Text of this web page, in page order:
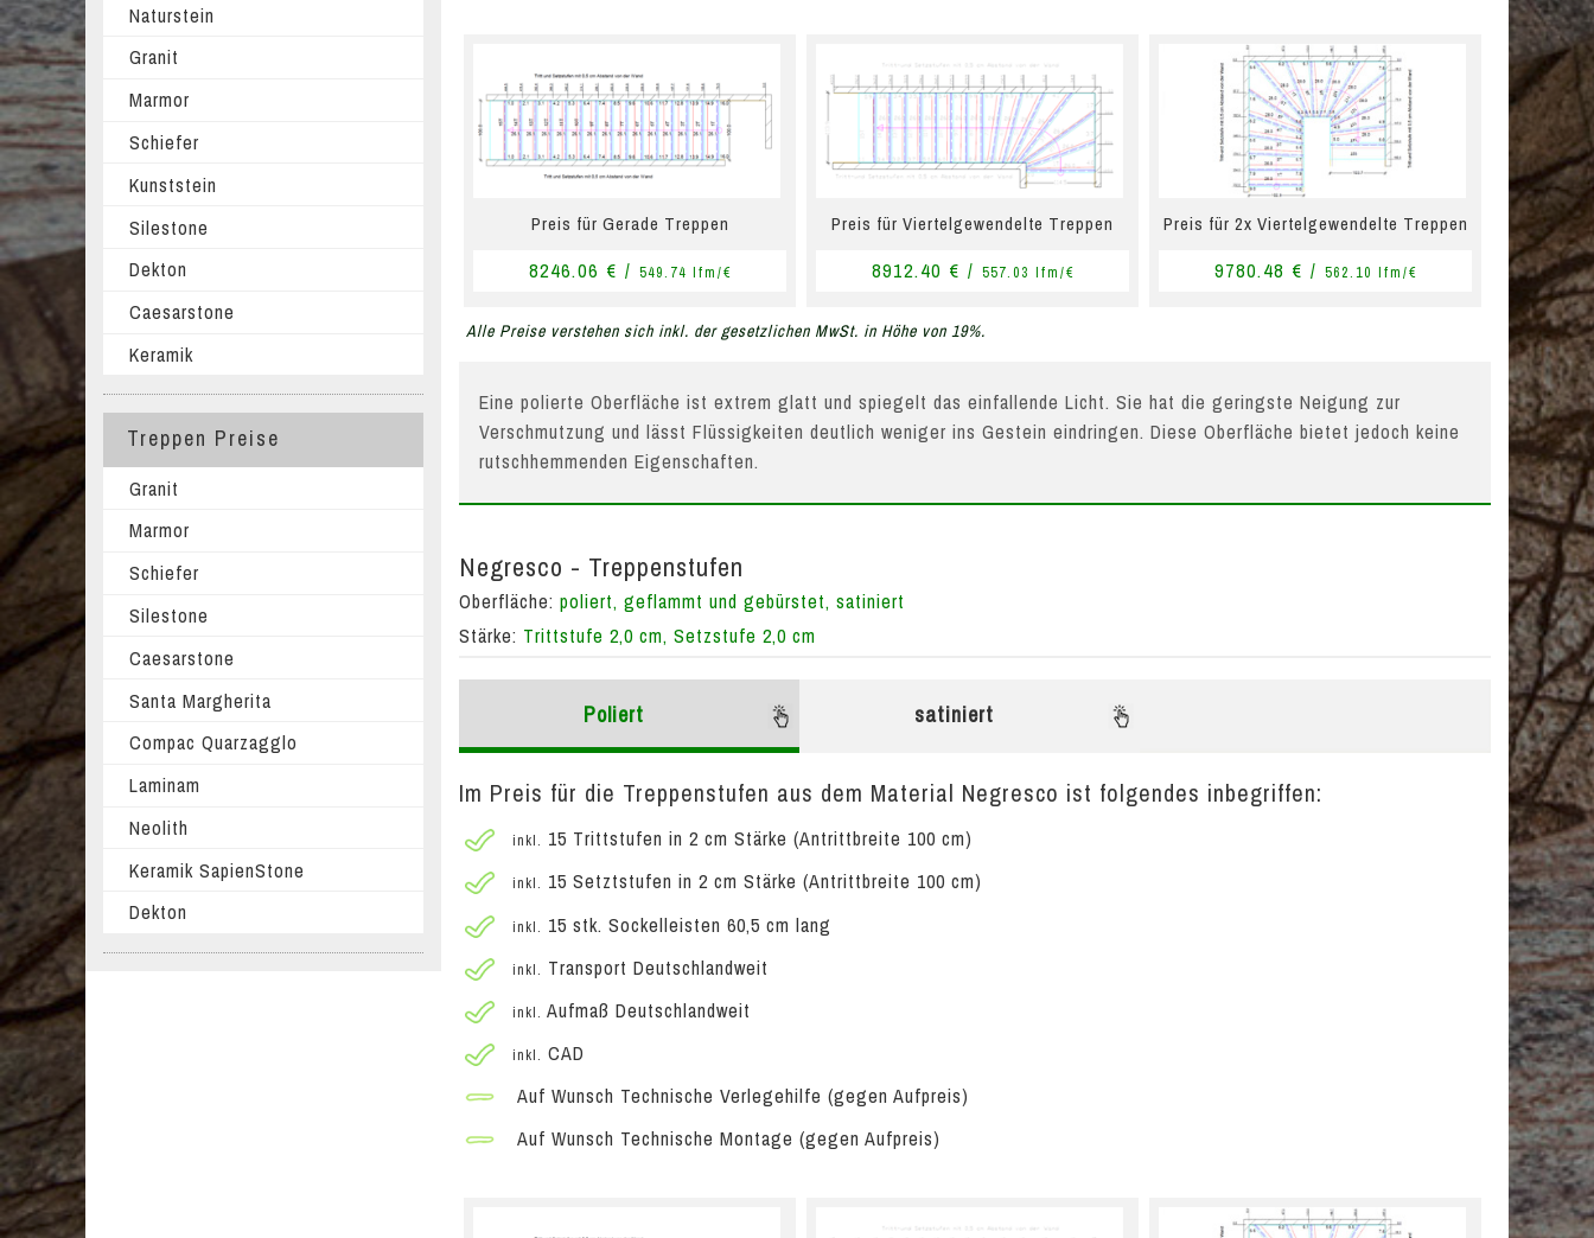
Preis für Gerade Treppen
8246.06 € / 549.74 lfm/€
Preis für Viertelgewendelte Treppen
8912.40 € / 557.03 lfm/€
Preis für 2x Viertelgewendelte Treppen
9780.48 € / 562.10 lfm/€
Alle Preise verstehen sich inkl. der gesetzlichen MwSt. in Höhe von 19%.
Eine polierte Oberfläche ist extrem glatt und spiegelt das einfallende Licht. Sie hat die geringste Neigung zur
Verschmutzung und lässt Flüssigkeiten deutlich weniger ins Gestein eindringen. Diese Oberfläche bietet jedoch keine
rutschhemmenden Eigenschaften.
Negresco - Treppenstufen
Oberfläche: poliert, geflammt und gebürstet, satiniert
Stärke: Trittstufe 2,0 cm, Setzstufe 2,0 cm
Poliert satiniert
Im Preis für die Treppenstufen aus dem Material Negresco ist folgendes inbegriffen:
inkl. 15 Trittstufen in 2 cm Stärke (Antrittbreite 100 cm)
inkl. 15 Setztstufen in 2 cm Stärke (Antrittbreite 100 cm)
inkl. 15 stk. Sockelleisten 60,5 cm lang
inkl. Transport Deutschlandweit
inkl. Aufmaß Deutschlandweit
inkl. CAD
Auf Wunsch Technische Verlegehilfe (gegen Aufpreis)
Auf Wunsch Technische Montage (gegen Aufpreis)
Naturstein
Granit
Marmor
Schiefer
Kunststein
Silestone
Dekton
Caesarstone
Keramik
Treppen Preise
Granit
Marmor
Schiefer
Silestone
Caesarstone
Santa Margherita
Compac Quarzagglo
Laminam
Neolith
Keramik SapienStone
Dekton